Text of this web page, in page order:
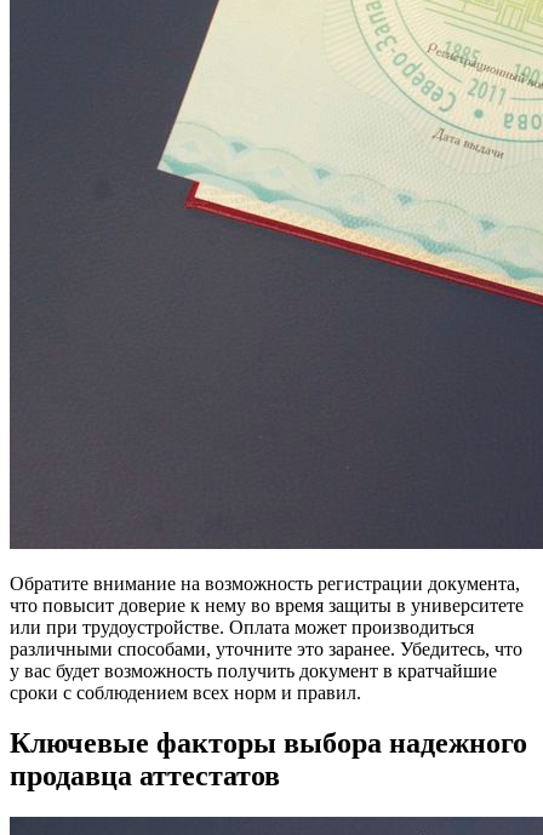
Обратите внимание на возможность регистрации документа,
что повысит доверие к нему во время защиты в университете
или при трудоустройстве. Оплата может производиться
различными способами, уточните это заранее. Убедитесь, что
у вас будет возможность получить документ в кратчайшие
сроки с соблюдением всех норм и правил.
Ключевые факторы выбора надежного
продавца аттестатов